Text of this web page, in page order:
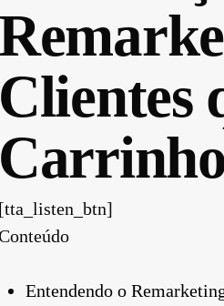
Clientes
[tta_listen_btn]
Entendendo o